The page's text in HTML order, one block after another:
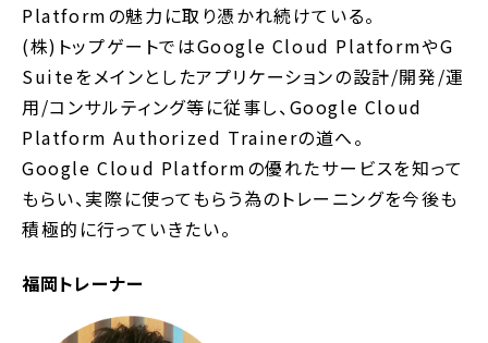
Platformの魅力に取り憑かれ続けている。
(株)トップゲートではGoogle Cloud PlatformやG
Suiteをメインとしたアプリケーションの設計/開発/運
用/コンサルティング等に従事し、Google Cloud
Platform Authorized Trainerの道へ。
Google Cloud Platformの優れたサービスを知って
もらい、実際に使ってもらう為のトレーニングを今後も
積極的に行っていきたい。
福岡トレーナー